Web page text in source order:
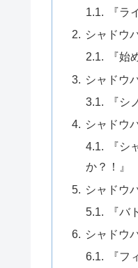
『ラ
シャドウ
『
シャドウ
『
シャドウ
『
か？！』
シャドウ
『バ
シャドウ
『